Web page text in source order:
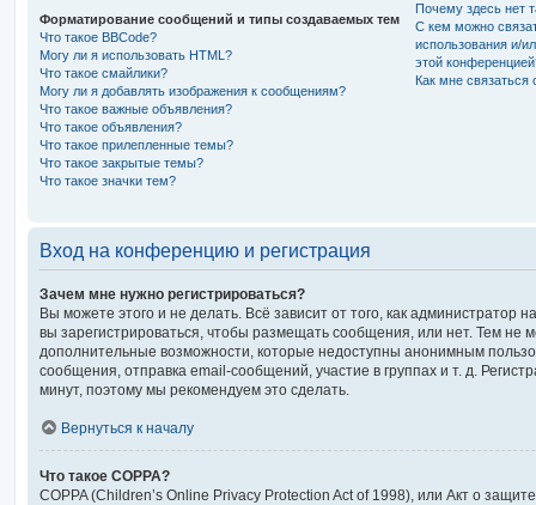
Форматирование сообщений и типы создаваемых тем
Что такое BBCode?
Могу ли я использовать HTML?
Что такое смайлики?
Могу ли я добавлять изображения к сообщениям?
Что такое важные объявления?
Что такое объявления?
Что такое прилепленные темы?
Что такое закрытые темы?
Что такое значки тем?
Почему здесь нет
С кем можно
использования и/
этой
Как мне
Вход на конференцию и регистрация
Зачем мне нужно регистрироваться?
Вы можете этого и не делать. Всё зависит от того, как
вы зарегистрироваться, чтобы размещать сообщения, или нет. Тем не
дополнительные возможности, которые недоступны анонимным
сообщения, отправка email-сообщений, участие в группах и т. д.
минут, поэтому мы рекомендуем это сделать.
Вернуться к началу
Что такое COPPA?
COPPA (Children’s Online Privacy Protection Act of 1998), или Акт о